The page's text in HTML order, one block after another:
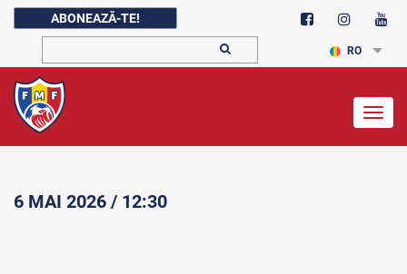
ABONEAZĂ-TE!
RO
6 MAI 2026 / 12:30